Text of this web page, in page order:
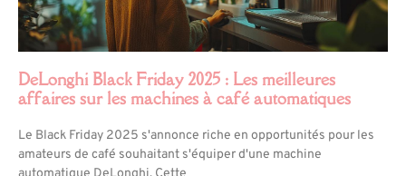
DeLonghi Black Friday 2025 : Les meilleures
affaires sur les machines à café automatiques
Le Black Friday 2025 s'annonce riche en opportunités pour les
amateurs de café souhaitant s'équiper d'une machine